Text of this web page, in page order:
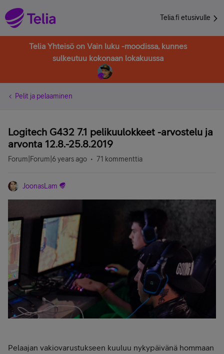
Telia.fi etusivulle
Telia Yhteisö on Vain luku -moodissa, kunnes
sulkeutuu kokonaan lokakuussa
Pelit ja pelaaminen
Logitech G432 7.1 pelikuulokkeet -arvostelu ja
arvonta 12.8.-25.8.2019
Forum|Forum|6 years ago 71 kommenttia
JoonasLam
Pelaajan vakiovarustukseen kuuluu nykypäivänä hommaan